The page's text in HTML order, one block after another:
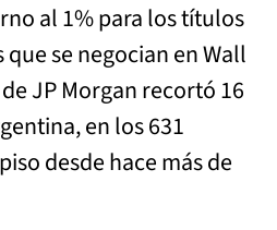
al 1% para los títulos
se negocian en Wall
JP Morgan recortó 16
en los 631
desde hace más de